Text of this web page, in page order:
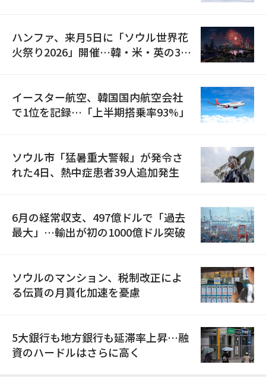
ハンファ、来月5日に「ソウル世界花
火祭り2026」開催…韓・米・英の3カ
イースター航空、韓国国内航空会社
で1位を記録…「上半期搭乗率93%」
ソウル市「猛暑重大警報」が発令さ
れた4日、熱中症患者39人追加発生
6月の経常収支、497億ドルで「過去
最大」…輸出が初の1000億ドル突破
ソウルのマンション、税制改正によ
る伝貰の月貰化加速を憂慮
5大銀行も地方銀行も延滞率上昇…融
資のハードルはさらに高く